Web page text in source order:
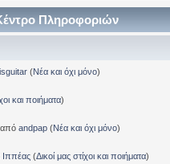
Πληροφοριών
(Νέα και όχι μόνο)
και ποιήματα)
andpap(Νέα και όχι μόνο)
Ιππέας(Δικοί μας στίχοι και ποιήματα)